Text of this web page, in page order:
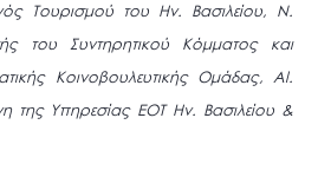
Τουρισμού του Ην. Βασιλείου, N.
του Συντηρητικού Κόμματος και
Κοινοβουλευτικής Ομάδας, Al.
της Υπηρεσίας ΕΟΤ Ην. Βασιλείου &